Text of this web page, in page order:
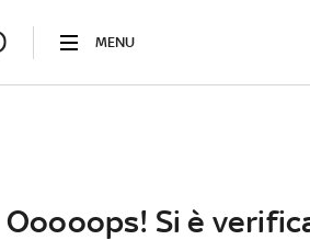
MENU
Ooooops! Si è